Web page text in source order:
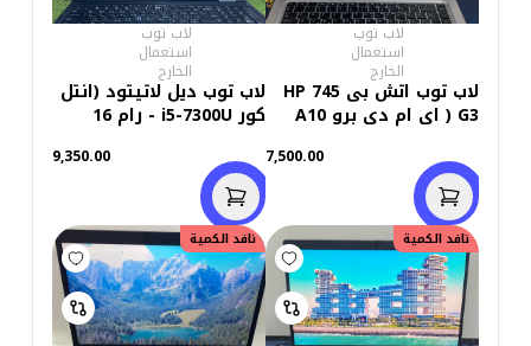
لاب توب
استعمال
الخارج
لاب توب اتش بى HP 745
G3 ( اى ام دى برو A10
جيجابايت - M.2 256GB
فيجا اى ام دى راديون )
استعمال خارج
7,500.00
لاب توب
استعمال
الخارج
لاب توب ديل لاتيتود (انتل
كور i5-7300U - رام 16
DDR4 - انتل جرافيكس -
كاميرا) استعمال خارج
9,350.00
نافد الكمية نافد الكمية